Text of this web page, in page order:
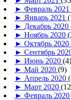
► Февраль 2021
► Январь 2021
► Декабрь 2020
► Ноябрь 2020
► Октябрь 2020
► Сентябрь
► Июнь 2020 (4)
► Май 2020 (9)
► Апрель 2020
► Март 2020
► Февраль 2020